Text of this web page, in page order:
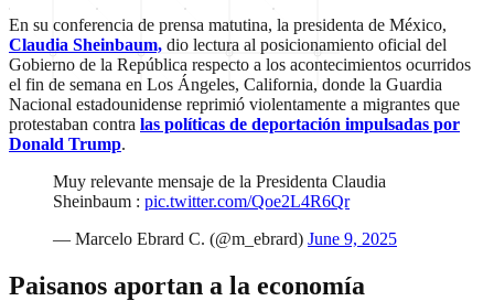
En su conferencia de prensa matutina, la presidenta de México,
Claudia Sheinbaum, dio lectura al posicionamiento oficial del
Gobierno de la República respecto a los acontecimientos ocurridos
el fin de semana en Los Ángeles, California, donde la Guardia
Nacional estadounidense reprimió violentamente a migrantes que
protestaban contra las políticas de deportación impulsadas por
Donald Trump.
Muy relevante mensaje de la Presidenta Claudia
Sheinbaum : pic.twitter.com/Qoe2L4R6Qr
— Marcelo Ebrard C. (@m_ebrard) June 9, 2025
Paisanos aportan a la economía